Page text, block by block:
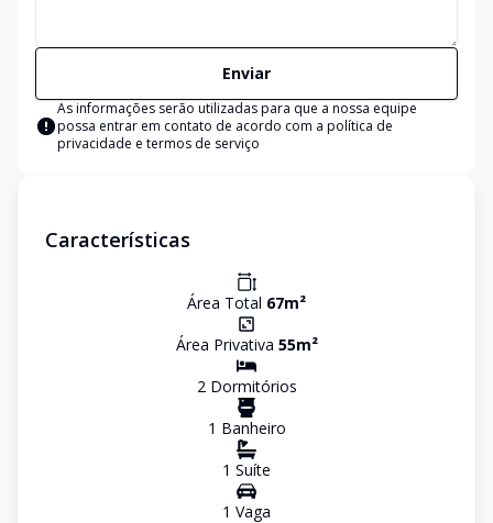
Enviar
As informações serão utilizadas para que a nossa equipe
possa entrar em contato de acordo com a política de
privacidade e termos de serviço
Características
Área Total 67m²
Área Privativa 55m²
2Dormitórios
1 Banheiro
1 Suíte
1 Vaga